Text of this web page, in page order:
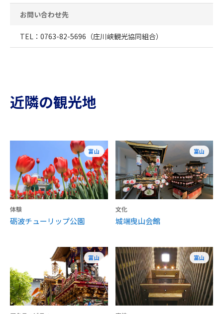
お問い合わせ先
TEL：0763-82-5696（庄川峡観光協同組合）
近隣の観光地
富山
体験
砺波チューリップ公園
富山
文化
城端曳山会館
富山 富山